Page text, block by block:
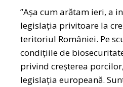
”Așa cum arătam ieri, a
legislația privitoare la
teritoriul României. Pe
condițiile de
privind creșterea
legislația europeană.